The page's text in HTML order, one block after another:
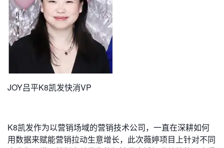
JOY吕平K8凯发快消VP
K8凯发作为以营销场域的营销技术公司，一直在深耕如何
用数据来赋能营销拉动生意增长，此次薇婷项目上针对不同